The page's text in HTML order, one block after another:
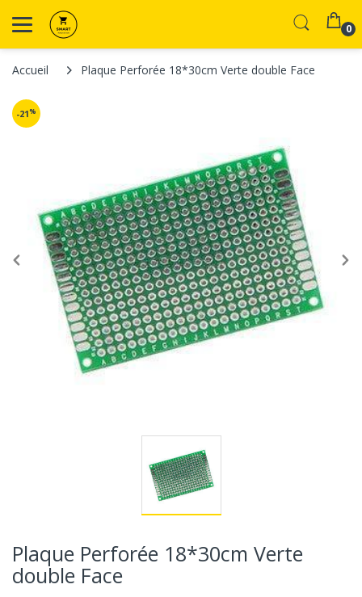
0
Accueil Plaque Perforée 18*30cm Verte double Face
-21%
Plaque Perforée 18*30cm Verte
double Face